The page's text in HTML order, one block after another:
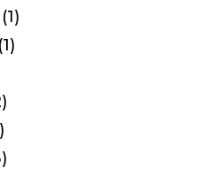
(1)
(1)